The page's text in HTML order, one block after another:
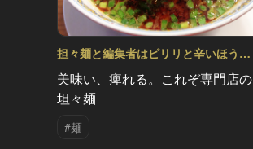
担々麺と編集者はピリリと辛いほうが
いい！ Vol.4
美味い、痺れる。これぞ専門店の
坦々麺
#麺